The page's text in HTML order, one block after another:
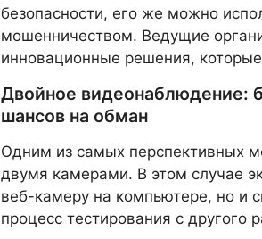
безопасности, его же можно
мошенничеством. Ведущие
инновационные решения,
Двойное
шансов на обман
Одним из самых перспективных
двумя камерами. В этом случае
веб-камеру на компьютере, но и
процесс тестирования с другого